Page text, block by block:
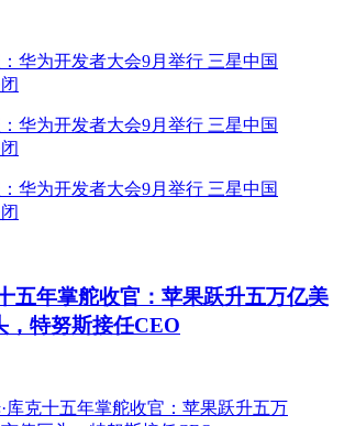
五年掌舵收官：苹果跃升五万亿美
，特努斯接任CEO